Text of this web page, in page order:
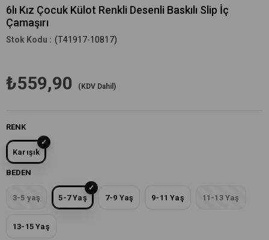
6lı Kız Çocuk Külot Renkli Desenli Baskılı Slip İç
Çamaşırı
(T41917-10817)
₺559,90 (KDV Dahil)
RENK
Karışık
BEDEN
3-5 yaş 5-7 Yaş 7-9 Yaş 9-11 Yaş 11-13 Yaş
13-15 Yaş